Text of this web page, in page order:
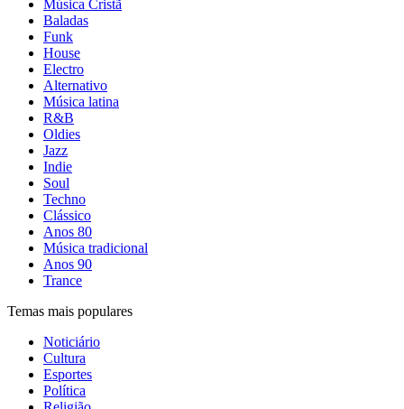
Música Cristã
Baladas
Funk
House
Electro
Alternativo
Música latina
R&B
Oldies
Jazz
Indie
Soul
Techno
Clássico
Anos 80
Música tradicional
Anos 90
Trance
Temas mais populares
Noticiário
Cultura
Esportes
Política